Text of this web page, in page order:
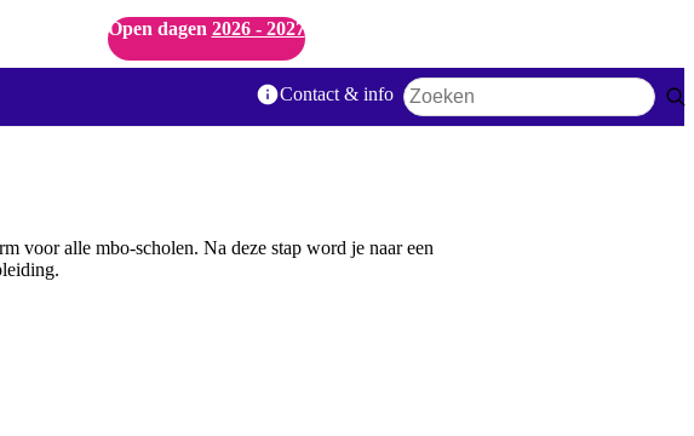
Open dagen 2026 - 2027
Contact & info
Zoekwoord
voor alle mbo-scholen. Na deze stap word je naar een